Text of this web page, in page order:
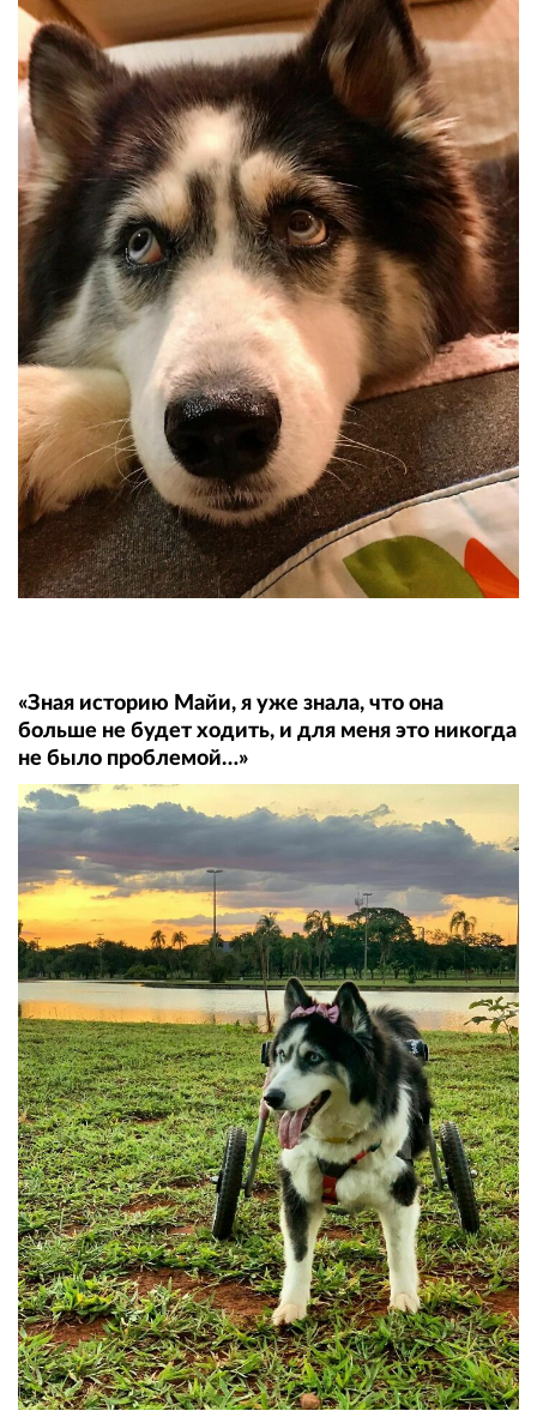
«Зная историю Майи, я уже знала, что она
больше не будет ходить, и для меня это никогда
не было проблемой…»